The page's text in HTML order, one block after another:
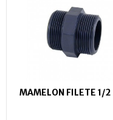
MAMELON FILETE 1/2